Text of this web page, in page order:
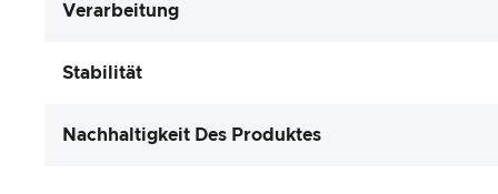
Verarbeitung
Stabilität
Nachhaltigkeit Des Produktes